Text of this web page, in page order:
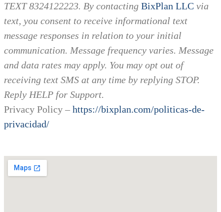
TEXT 8324122223. By contacting BixPlan LLC via
text, you consent to receive informational text
message responses in relation to your initial
communication. Message frequency varies. Message
and data rates may apply. You may opt out of
receiving text SMS at any time by replying STOP.
Reply HELP for Support.
Privacy Policy – https://bixplan.com/politicas-de-
privacidad/